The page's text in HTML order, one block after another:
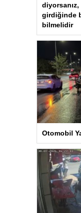
girdiğinde
bilmelidir
Otomobil